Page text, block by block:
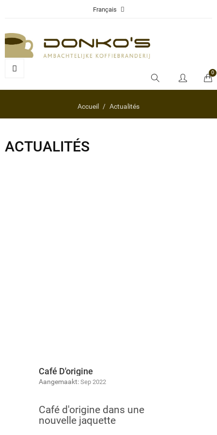
Français
0
Accueil Actualités
ACTUALITÉS
Café D'origine
Aangemaakt: Sep 2022
Café d'origine dans une
nouvelle jaquette